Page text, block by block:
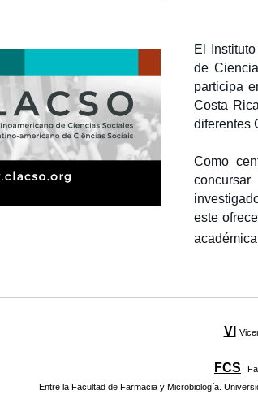
El
de
participa
Costa
diferentes
Como
este
VI
FCS
Entre la Facultad de Farmacia y Microbiología.